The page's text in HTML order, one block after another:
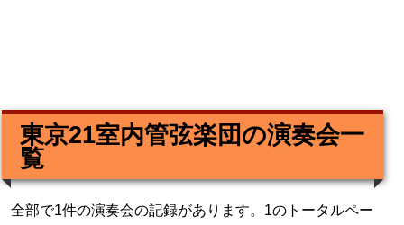
東京21室内管弦楽団の演奏会一
覧
全部で1件の演奏会の記録があります。1のトータルペー